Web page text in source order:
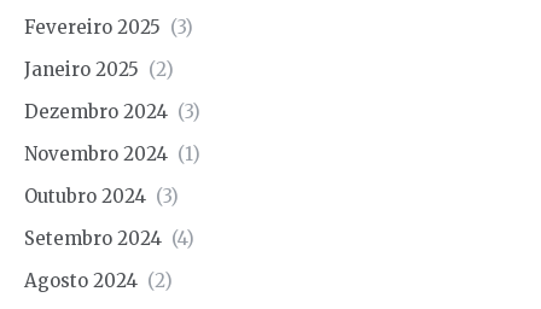
Fevereiro 2025 (3)
Janeiro 2025 (2)
Dezembro 2024 (3)
Novembro 2024 (1)
Outubro 2024 (3)
Setembro 2024 (4)
Agosto 2024 (2)